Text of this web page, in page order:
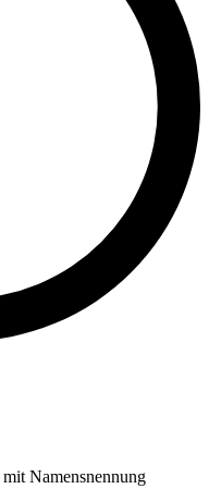
mit Namensnennung